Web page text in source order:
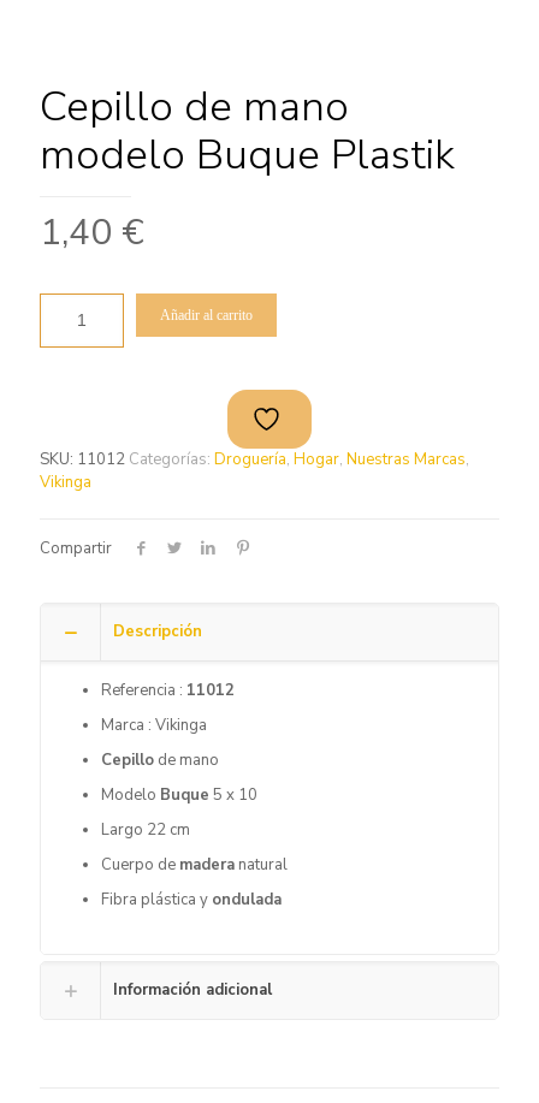
Cepillo de mano
modelo Buque Plastik
1,40 €
Añadir al carrito
SKU: 11012 Categorías: Droguería, Hogar, Nuestras Marcas,
Vikinga
Compartir
Descripción
Referencia : 11012
Marca : Vikinga
Cepillo de mano
Modelo Buque 5 x 10
Largo 22 cm
Cuerpo de madera natural
Fibra plástica y ondulada
Información adicional